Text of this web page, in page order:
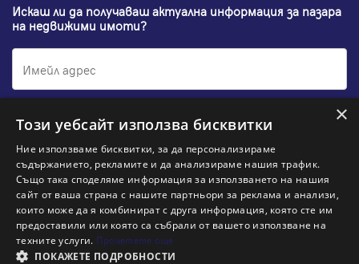
Искаш ли да получаваш актуална информация за пазара
на недвижими имоти?
Абонирам се
НАЙ-ПОПУЛЯРНИ ТЪРСЕНИЯ:
Общи условия
Политика за "бисквитки"
Политики за поверителност
Информация по ЗЗЛПСПООИН
×
Този уебсайт използва бисквитки
Ние използваме бисквитки, за да персонализираме
съдържанието, рекламите и да анализираме нашия трафик.
Също така споделяме информация за използването на нашия
сайт от ваша страна с нашите партньори за реклама и анализи,
които може да я комбинират с друга информация, която сте им
предоставили или която са събрали от вашето използване на
техните услуги. Прочетете още
ПОКАЖЕТЕ ПОДРОБНОСТИ